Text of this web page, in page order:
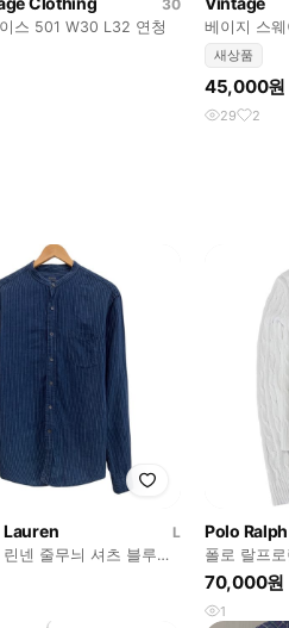
30
빈티지 리바이스 501 W30 L32 연청
베이지 스
새상품
45,000원
29 2
Lauren
L
넨 줄무늬 셔츠 블루
Polo
폴로 랄프
디건 화이트
70,000원
1